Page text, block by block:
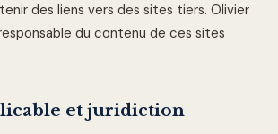
des liens vers des sites tiers. Olivier
du contenu de ces sites
et juridiction